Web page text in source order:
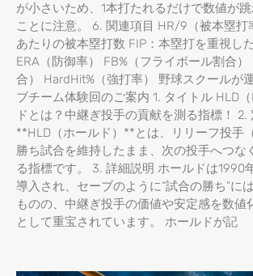
が小さいため、1本打たれるだけで数値が
ことに注意。 6. 関連項目 HR/9（被本塁打
あたりの被本塁打数 FIP：本塁打を重視し
ERA（防御率） FB%（フライボール割合）
合） HardHit%（強打率） 野球スクールが
ブチーム体験回のご案内 1. タイトル HLD
ドとは？中継ぎ投手の貢献を測る指標！ 2.
**HLD（ホールド）**とは、リリーフ投手
勝ち試合を維持したまま、次の投手へつな
る指標です。 3. 詳細説明 ホールドは1990
導入され、セーブのように“試合の勝ち”に
ものの、中継ぎ投手の価値や安定感を数値
として重宝されています。 ホールドが記